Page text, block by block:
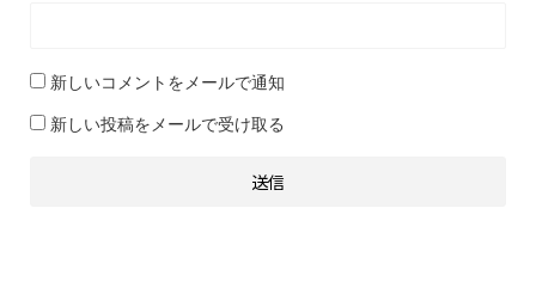
新しいコメントをメールで通知
新しい投稿をメールで受け取る